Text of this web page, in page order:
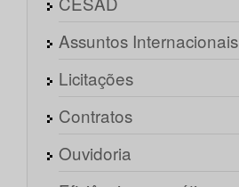
Assuntos Internacionais
Licitações
Contratos
Ouvidoria